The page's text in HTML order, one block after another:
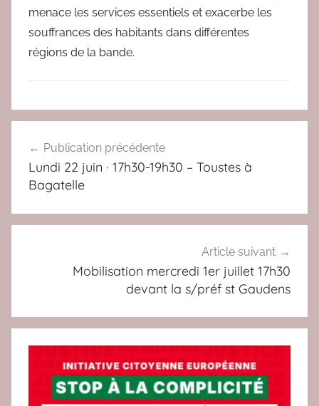
menace les services essentiels et exacerbe les
souffrances des habitants dans différentes
régions de la bande.
N
c
a
de
l’article
Publication précédente
Lundi 22 juin · 17h30-19h30 – Toustes à
Bagatelle
Article suivant
Mobilisation mercredi 1er juillet 17h30
devant la s/préf st Gaudens